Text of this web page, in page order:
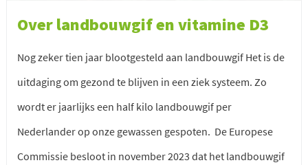
Over landbouwgif en vitamine D3
Nog zeker tien jaar blootgesteld aan landbouwgif Het is de
uitdaging om gezond te blijven in een ziek systeem. Zo
wordt er jaarlijks een half kilo landbouwgif per
Nederlander op onze gewassen gespoten. De Europese
Commissie besloot in november 2023 dat het landbouwgif